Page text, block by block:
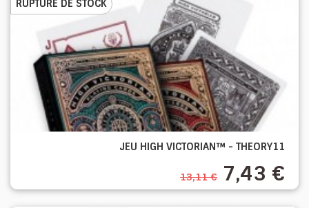
JEU HIGH VICTORIAN™ - THEORY11
13,11 € 7,43 €
RUPTURE DE STOCK